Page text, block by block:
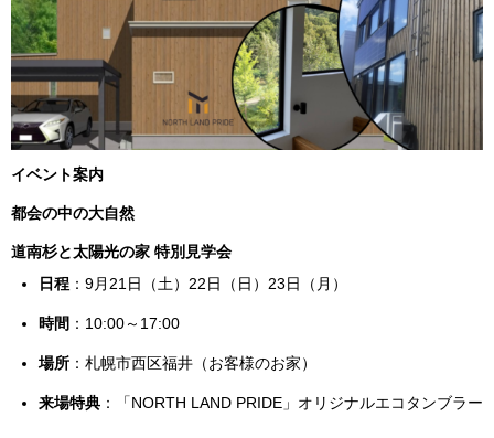
イベント案内
都会の中の大自然
道南杉と太陽光の家 特別見学会
日程 ：9月21日（土）22日（日）23日（月）
時間 ：10:00～17:00
場所 ：札幌市西区福井（お客様のお家）
来場特典 ：「NORTH LAND PRIDE」オリジナルエコタンブラー